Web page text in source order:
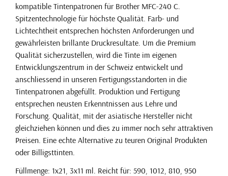
kompatible Tintenpatronen für Brother MFC-240 C.
Spitzentechnologie für höchste Qualität. Farb- und
Lichtechtheit entsprechen höchsten Anforderungen und
gewährleisten brillante Druckresultate. Um die Premium
Qualität sicherzustellen, wird die Tinte im eigenen
Entwicklungszentrum in der Schweiz entwickelt und
anschliessend in unseren Fertigungsstandorten in die
Tintenpatronen abgefüllt. Produktion und Fertigung
entsprechen neusten Erkenntnissen aus Lehre und
Forschung. Qualität, mit der asiatische Hersteller nicht
gleichziehen können und dies zu immer noch sehr attraktiven
Preisen. Eine echte Alternative zu teuren Original Produkten
oder Billigsttinten.
Füllmenge: 1x21, 3x11 ml. Reicht für: 590, 1012, 810, 950